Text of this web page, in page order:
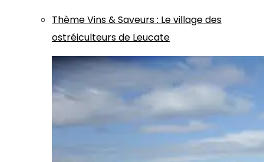
ThèmeVins & Saveurs: Le village des
ostréiculteurs de Leucate